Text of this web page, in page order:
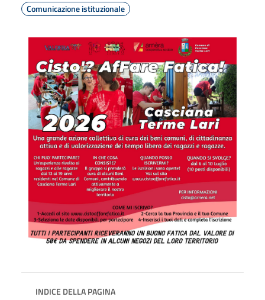
Comunicazione istituzionale
INDICE DELLA PAGINA